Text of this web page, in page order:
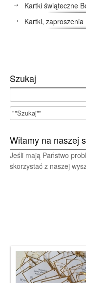
Kartki świąteczne
Kartki,
Szukaj
Witamy na naszej
Jeśli mają Państwo
skorzystać z naszej